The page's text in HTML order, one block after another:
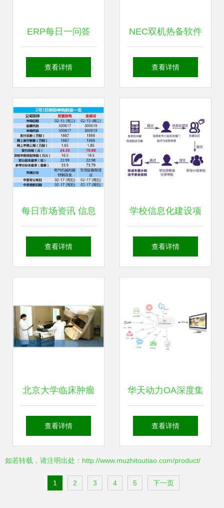
ERP每日一问答
036 PMC体系的批
及信息系统运行维
护服务
查看详情
NEC双机热备软件
在中国民航信息系
策略
查看详情
每日市场资讯 信息
系统运行维护服务
查看详情
学校信息化建设项
目立项指南——信
务篇章
查看详情
北京大学临床肿瘤
学院信息技术服务
研究所信息系统运
查看详情
华天动力OA深度集
成财务系统 引领企
新纪元
查看详情
如若转载，请注明出处：http://www.muzhitoutiao.com/product/
1 2 3 4 5 下一页